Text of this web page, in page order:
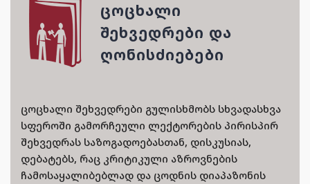
ᲪᲝᲪᲮᲐᲚᲘ
ᲨᲔᲮᲕᲔᲓᲠᲔᲑᲘ ᲓᲐ
ᲦᲝᲜᲘᲡᲫᲘᲔᲑᲔᲑᲘ
ცოცხალი შეხვედრები გულისხმობს სხვადასხვა
სფეროში გამორჩეული ლექტორების პირისპირ
შეხვედრას საზოგადოებასთან, დისკუსიას,
დებატებს, რაც კრიტიკული აზროვნების
ჩამოსაყალიბებლად და ცოდნის დიაპაზონის